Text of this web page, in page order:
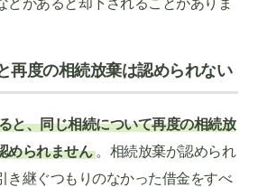
どがあると却下されることがありま
再度の相続放棄は認められない
と、同じ相続について再度の相続放
められません 。相続放棄が認められ
き継ぐつもりのなかった借金をすべ